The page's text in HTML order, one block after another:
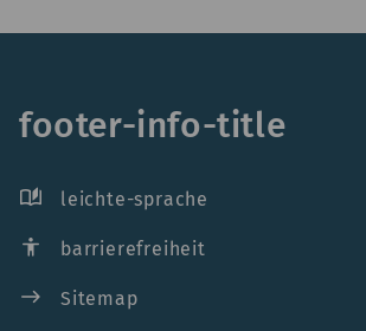
footer-info-title
auto_stories leichte-sprache
accessibility barrierefreiheit
east Sitemap